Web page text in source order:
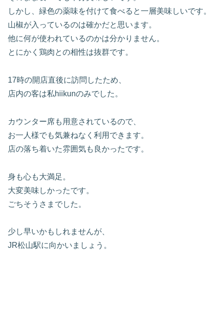
しかし、緑色の薬味を付けて食べると一層美味しいです。
山椒が入っているのは確かだと思います。
他に何が使われているのかは分かりません。
とにかく鶏肉との相性は抜群です。
17時の開店直後に訪問したため、
店内の客は私hiikunのみでした。
カウンター席も用意されているので、
お一人様でも気兼ねなく利用できます。
店の落ち着いた雰囲気も良かったです。
身も心も大満足。
大変美味しかったです。
ごちそうさまでした。
少し早いかもしれませんが、
JR松山駅に向かいましょう。